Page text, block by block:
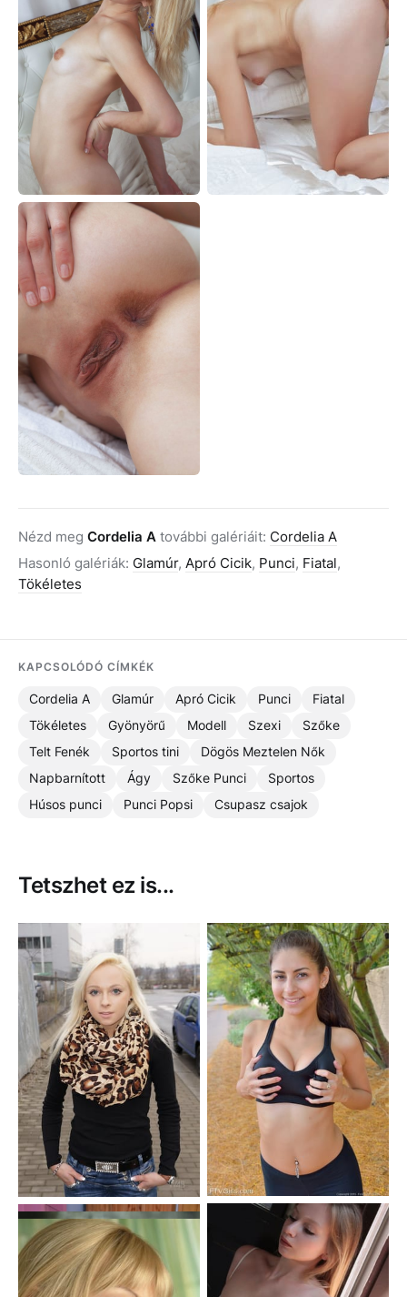
Nézd meg Cordelia A további galériáit: Cordelia A
Hasonló galériák: Glamúr, Apró Cicik, Punci, Fiatal,
Tökéletes
KAPCSOLÓDÓ CÍMKÉK
Cordelia A Glamúr Apró Cicik Punci
Fiatal
Tökéletes
Gyönyörű Modell Szexi
Szőke
Telt Fenék
Sportos tini
Dögös Meztelen Nők
Napbarnított
Ágy Szőke Punci
Sportos
Húsos punci
Punci Popsi Csupasz csajok
Tetszhet ez is...